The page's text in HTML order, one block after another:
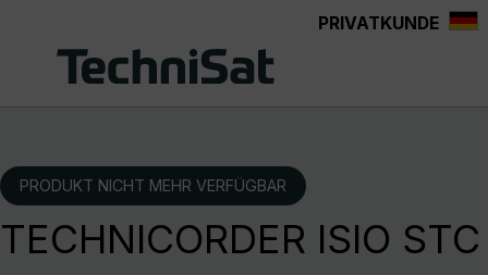
PRIVATKUNDE
PRODUKT NICHT MEHR VERFÜGBAR
TECHNICORDER ISIO STC